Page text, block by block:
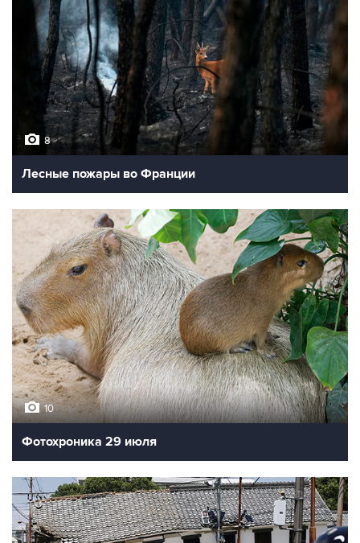
8
Лесные пожары во Франции
10
Фотохроника 29 июля